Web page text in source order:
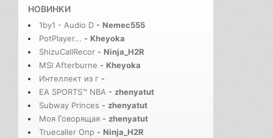
НОВИНКИ
1by1 - Audio D - Nemec555
PotPlayer... - Kheyoka
ShizuCallRecor - Ninja_H2R
MSI Afterburne - Kheyoka
Интеллект из г -
EA SPORTS™ NBA - zhenyatut
Subway Princes - zhenyatut
Моя Говорящая - zhenyatut
Truecaller Опр - Ninja_H2R